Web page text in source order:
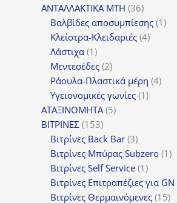
προϊόντα
ΑΝΤΑΛΛΑΚΤΙΚΑ MTH 3636
προϊόντα
Βαλβίδες αποσυμπίεσης 11
Κλείστρα-Κλειδαριές 44
Λάστιχα 11
προϊόν
Μεντεσέδες 22
προϊόντα
Ράουλα-Πλαστικά μέρη 44
Υγειονομικές γωνίες 11
ΑΤΑΞΙΝΟΜΗΤΑ 55
ΒΙΤΡΙΝΕΣ 153153
προϊόντα
Βιτρίνες Back Bar 33
προϊόντα
Βιτρίνες Mπύρας Subzero 11
Βιτρίνες Self Service 11
προϊόν
Βιτρίνες Επιτραπέζιες για GN
Βιτρίνες Θερμαινόμενες 1515